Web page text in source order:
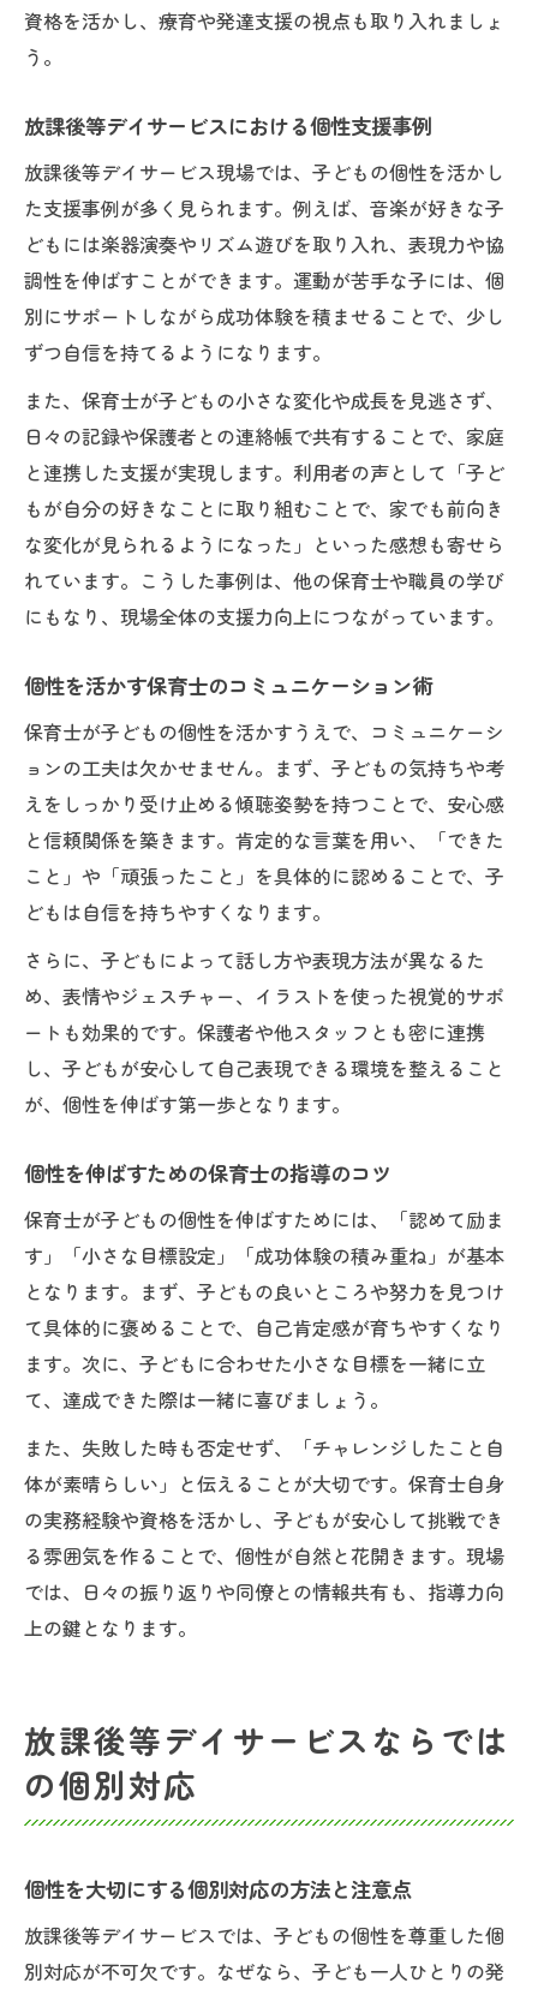
資格を活かし、療育や発達支援の視点も取り入れましょ
う。
放課後等デイサービスにおける個性支援事例
放課後等デイサービス現場では、子どもの個性を活かし
た支援事例が多く見られます。例えば、音楽が好きな子
どもには楽器演奏やリズム遊びを取り入れ、表現力や協
調性を伸ばすことができます。運動が苦手な子には、個
別にサポートしながら成功体験を積ませることで、少し
ずつ自信を持てるようになります。
また、保育士が子どもの小さな変化や成長を見逃さず、
日々の記録や保護者との連絡帳で共有することで、家庭
と連携した支援が実現します。利用者の声として「子ど
もが自分の好きなことに取り組むことで、家でも前向き
な変化が見られるようになった」といった感想も寄せら
れています。こうした事例は、他の保育士や職員の学び
にもなり、現場全体の支援力向上につながっています。
個性を活かす保育士のコミュニケーション術
保育士が子どもの個性を活かすうえで、コミュニケーシ
ョンの工夫は欠かせません。まず、子どもの気持ちや考
えをしっかり受け止める傾聴姿勢を持つことで、安心感
と信頼関係を築きます。肯定的な言葉を用い、「できた
こと」や「頑張ったこと」を具体的に認めることで、子
どもは自信を持ちやすくなります。
さらに、子どもによって話し方や表現方法が異なるた
め、表情やジェスチャー、イラストを使った視覚的サポ
ートも効果的です。保護者や他スタッフとも密に連携
し、子どもが安心して自己表現できる環境を整えること
が、個性を伸ばす第一歩となります。
個性を伸ばすための保育士の指導のコツ
保育士が子どもの個性を伸ばすためには、「認めて励ま
す」「小さな目標設定」「成功体験の積み重ね」が基本
となります。まず、子どもの良いところや努力を見つけ
て具体的に褒めることで、自己肯定感が育ちやすくなり
ます。次に、子どもに合わせた小さな目標を一緒に立
て、達成できた際は一緒に喜びましょう。
また、失敗した時も否定せず、「チャレンジしたこと自
体が素晴らしい」と伝えることが大切です。保育士自身
の実務経験や資格を活かし、子どもが安心して挑戦でき
る雰囲気を作ることで、個性が自然と花開きます。現場
では、日々の振り返りや同僚との情報共有も、指導力向
上の鍵となります。
放課後等デイサービスならでは
の個別対応
個性を大切にする個別対応の方法と注意点
放課後等デイサービスでは、子どもの個性を尊重した個
別対応が不可欠です。なぜなら、子ども一人ひとりの発